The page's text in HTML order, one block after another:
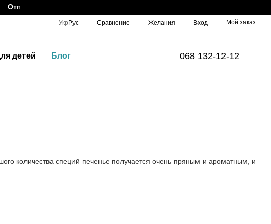
Новой почтой, 10% передаем ВСУ🇺🇦
Укр Рус Сравнение Желания Вход Мой заказ
детей Блог 068 132-12-12
количества специй печенье получается очень пряным и ароматным, и